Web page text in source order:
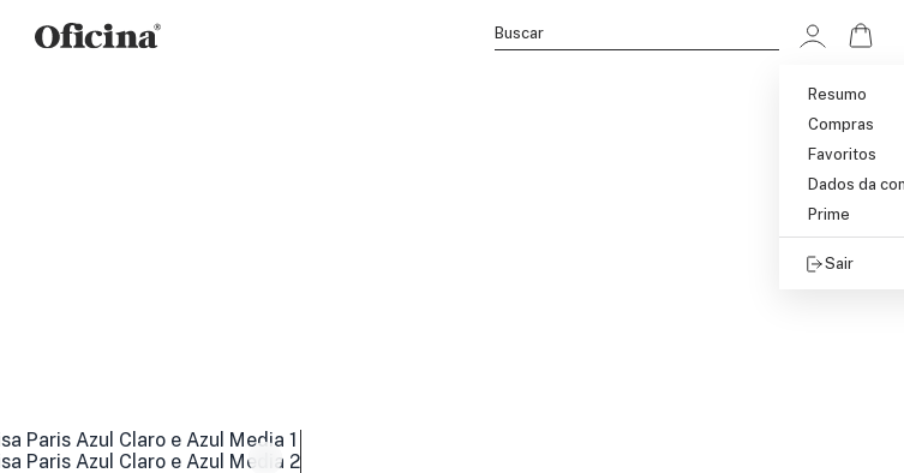
Buscar
Resumo
Compras
Favoritos
Dados da
Prime
Sair
Ir